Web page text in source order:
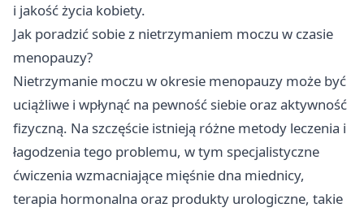
i jakość życia kobiety.
Jak poradzić sobie z nietrzymaniem moczu w czasie
menopauzy?
Nietrzymanie moczu w okresie menopauzy może być
uciążliwe i wpłynąć na pewność siebie oraz aktywność
fizyczną. Na szczęście istnieją różne metody leczenia i
łagodzenia tego problemu, w tym specjalistyczne
ćwiczenia wzmacniające mięśnie dna miednicy,
terapia hormonalna oraz produkty urologiczne, takie